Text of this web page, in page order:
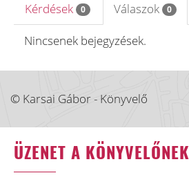
Kérdések 0 Válaszok 0
Nincsenek bejegyzések.
© Karsai Gábor - Könyvelő
ÜZENET A KÖNYVELŐNEK